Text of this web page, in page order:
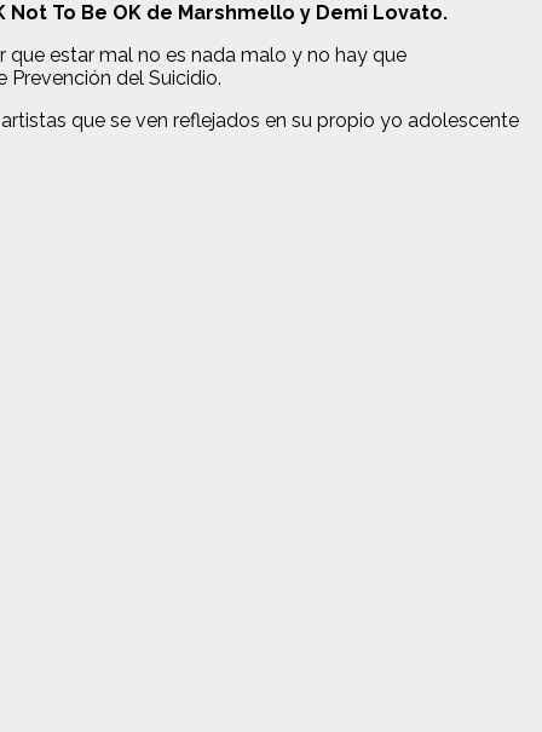
Not To Be OK de Marshmello y Demi Lovato.
que estar mal no es nada malo y no hay que
del Suicidio.
que se ven reflejados en su propio yo adolescente